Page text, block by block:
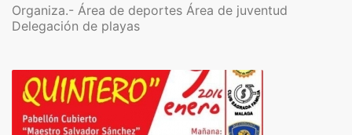
Organiza.- Área de deportes Área de juventud
Delegación de playas